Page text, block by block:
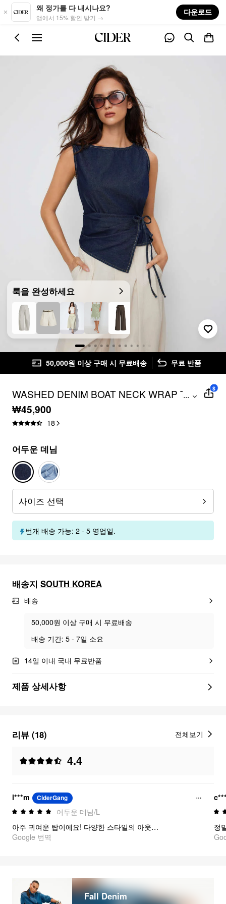
Skip to main content
왜 정가를 다 내시나요?
앱에서 15% 할인 받기 →
다운로드
룩을 완성하세요
50,000원 이상 구매 시 무료배송 무료 반품
WASHED DENIM BOAT NECK WRAP TIE
WAIST ASYMMETRICAL HEM VEST
...
₩45,900
18
$
어두운 데님
사이즈 선택
번개 배송 가능: 2 - 5 영업일.
배송지 SOUTH KOREA
배송
50,000원 이상 구매 시 무료배송
배송 기간: 5 - 7일 소요
14일 이내 국내 무료반품
제품 상세사항
리뷰 (18)
4.4
전체보기
l***m CiderGang
어두운 데님/L
아주 귀여운 탑이에요! 다양한 스타일의 아웃핏에 잘 어울리고, 핏 조절도 정말 쉬워요. 다만 제게는 넥라인이 약간 느슨했지만, 전체적으로는 정말 예쁘게 보이고 착용감도 훌륭했어요!
Google 번역
Fall Denim